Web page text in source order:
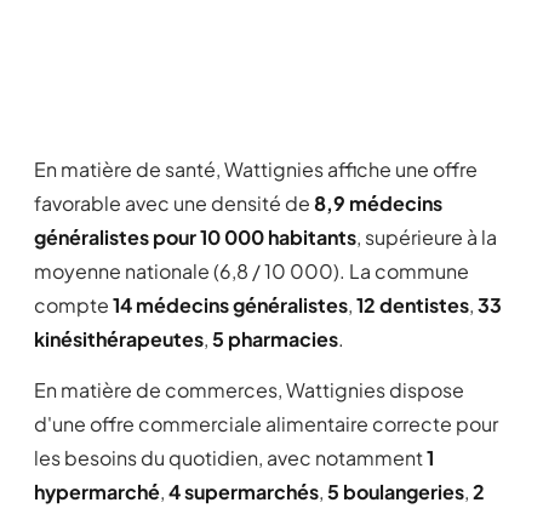
En matière de santé, Wattignies affiche une offre
favorable avec une densité de8,9 médecins
généralistes pour 10 000 habitants, supérieure à la
moyenne nationale (6,8 / 10 000). La commune
compte14 médecins généralistes,12 dentistes,33
kinésithérapeutes,5 pharmacies.
En matière de commerces, Wattignies dispose
d'une offre commerciale alimentaire correcte pour
les besoins du quotidien, avec notamment1
hypermarché,4 supermarchés,5 boulangeries,2